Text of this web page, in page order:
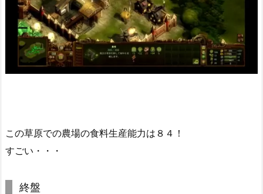
この草原での農場の食料生産能力は８４！
すごい・・・
終盤